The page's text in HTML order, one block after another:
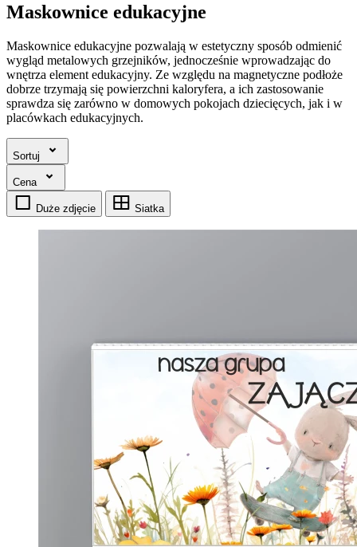
Maskownice edukacyjne
Maskownice edukacyjne pozwalają w estetyczny sposób odmienić
wygląd metalowych grzejników, jednocześnie wprowadzając do
wnętrza element edukacyjny. Ze względu na magnetyczne podłoże
dobrze trzymają się powierzchni kaloryfera, a ich zastosowanie
sprawdza się zarówno w domowych pokojach dziecięcych, jak i w
placówkach edukacyjnych.
Sortuj
Cena
Duże zdjęcie Siatka